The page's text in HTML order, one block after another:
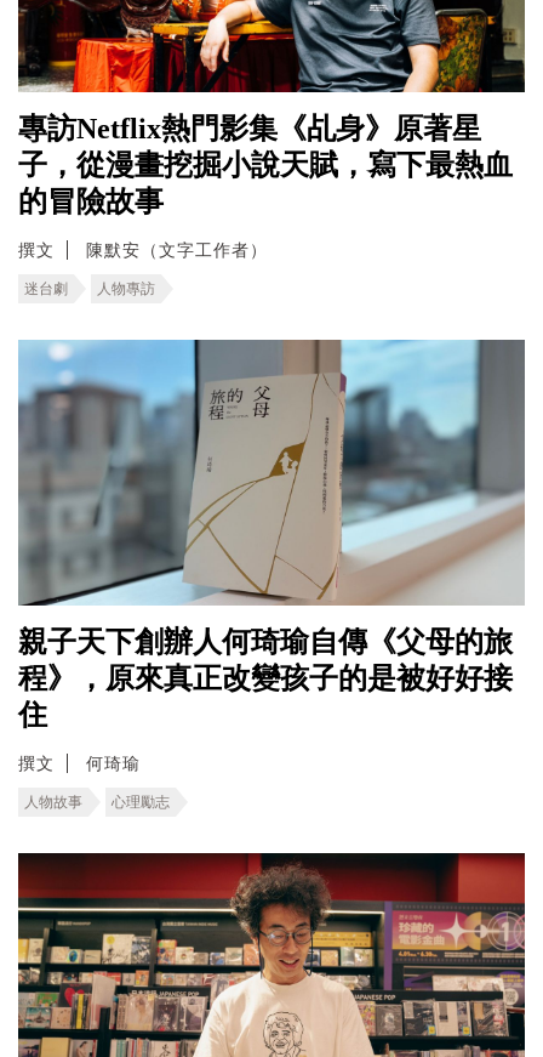
專訪Netflix熱門影集《乩身》原著星
子，從漫畫挖掘小說天賦，寫下最熱血
的冒險故事
撰文 陳默安（文字工作者）
迷台劇 人物專訪
親子天下創辦人何琦瑜自傳《父母的旅
程》，原來真正改變孩子的是被好好接
住
撰文 何琦瑜
人物故事 心理勵志